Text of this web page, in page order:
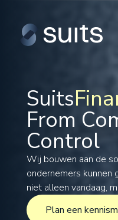
Suits
Tax
From
Control
Wij bouwen aan de
ondernemers kunnen
niet alleen vandaag,
Plan een